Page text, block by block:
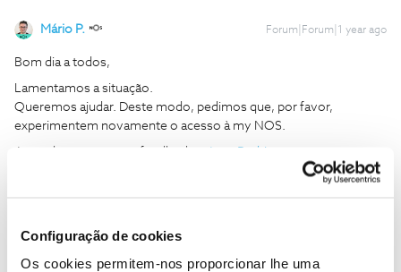
Configuração de cookies
Os cookies permitem-nos proporcionar lhe uma
Mário P. Forum|Forum|1 year ago
Bom dia a todos,
Lamentamos a situação.
Queremos ajudar. Deste modo, pedimos que, por favor,
experimentem novamente o acesso à my NOS.
Ajude a comunidade a encontrar informação relevante. Marque
como "Melhor Resposta" e faça "Like" nos melhores comentários.